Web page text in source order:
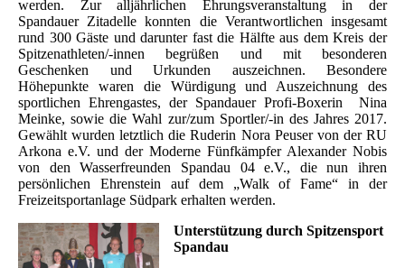
werden. Zur alljährlichen Ehrungsveranstaltung in der
Spandauer Zitadelle konnten die Verantwortlichen insgesamt
rund 300 Gäste und darunter fast die Hälfte aus dem Kreis der
Spitzenathleten/-innen begrüßen und mit besonderen
Geschenken und Urkunden auszeichnen. Besondere
Höhepunkte waren die Würdigung und Auszeichnung des
sportlichen Ehrengastes, der Spandauer Profi-Boxerin Nina
Meinke, sowie die Wahl zur/zum Sportler/-in des Jahres 2017.
Gewählt wurden letztlich die Ruderin Nora Peuser von der RU
Arkona e.V. und der Moderne Fünfkämpfer Alexander Nobis
von den Wasserfreunden Spandau 04 e.V., die nun ihren
persönlichen Ehrenstein auf dem „Walk of Fame“ in der
Freizeitsportanlage Südpark erhalten werden.
Unterstützung durch Spitzensport
Spandau